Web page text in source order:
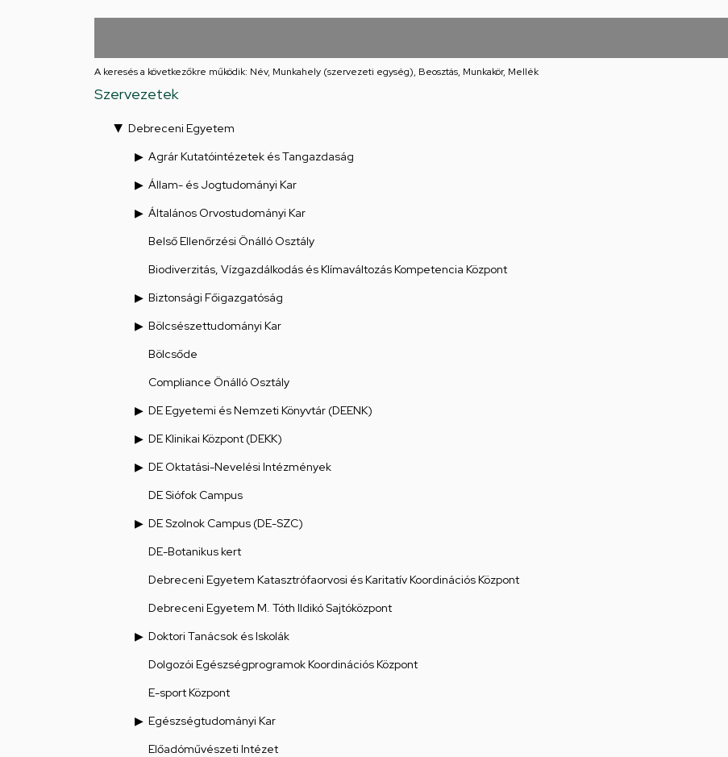
Iskolája
feladatellátási
A keresés a következőkre működik: Név, Munkahely (szervezeti egység), Beosztás, Munkakör, Mellék
Szervezetek
Debreceni Egyetem
Agrár Kutatóintézetek és Tangazdaság
Állam- és Jogtudományi Kar
Általános Orvostudományi Kar
Belső Ellenőrzési Önálló Osztály
Biodiverzitás, Vízgazdálkodás és Klímaváltozás Kompetencia Központ
Biztonsági Főigazgatóság
Bölcsészettudományi Kar
Bölcsőde
Compliance Önálló Osztály
DE Egyetemi és Nemzeti Könyvtár (DEENK)
DE Klinikai Központ (DEKK)
DE Oktatási-Nevelési Intézmények
DE Siófok Campus
DE Szolnok Campus (DE-SZC)
DE-Botanikus kert
Debreceni Egyetem Katasztrófaorvosi és Karitatív Koordinációs Központ
Debreceni Egyetem M. Tóth Ildikó Sajtóközpont
Doktori Tanácsok és Iskolák
Dolgozói Egészségprogramok Koordinációs Központ
E-sport Központ
Egészségtudományi Kar
Előadóművészeti Intézet